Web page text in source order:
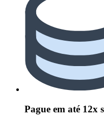
Pague em até 12x